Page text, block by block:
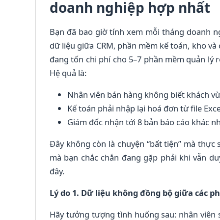
doanh nghiệp hợp nhất
Bạn đã bao giờ tính xem mỗi tháng doanh
dữ liệu giữa CRM, phần mềm kế toán, kho
đang tốn chi phí cho 5–7 phần mềm quản lý
Hệ quả là:
Nhân viên bán hàng không biết khách
Kế toán phải nhập lại hoá đơn từ file
Giám đốc nhận tới 8 bản báo cáo khác
Đây không còn là chuyện “bất tiện” mà
mà bạn chắc chắn đang gặp phải khi vẫn
đây.
Lý do 1. Dữ liệu không đồng bộ giữa các
Hãy tưởng tượng tình huống sau: nhân